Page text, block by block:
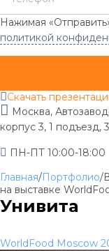
Нажимая
политикой
Скачать
Москва,
корпус 3, 1 подъезд,
ПН-ПТ 10:00-18:00
Главная/Портфолио/
на выставке
Унивита
WorldFood Moscow